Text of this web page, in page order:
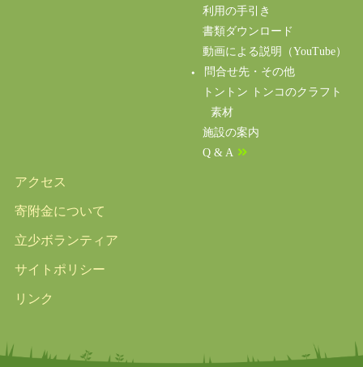
利用の手引き
書類ダウンロード
動画による説明（YouTube）
問合せ先・その他
トントン トンコのクラフト
素材
施設の案内
Q & A
アクセス
寄附金について
立少ボランティア
サイトポリシー
リンク